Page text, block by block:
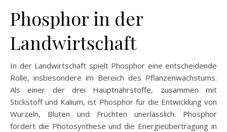
Phosphor in der
Landwirtschaft
In der Landwirtschaft spielt Phosphor eine entscheidende
Rolle, insbesondere im Bereich des Pflanzenwachstums.
Als einer der drei Hauptnährstoffe, zusammen mit
Stickstoff und Kalium, ist Phosphor für die Entwicklung von
Wurzeln, Blüten und Früchten unerlässlich. Phosphor
fördert die Photosynthese und die Energieübertragung in